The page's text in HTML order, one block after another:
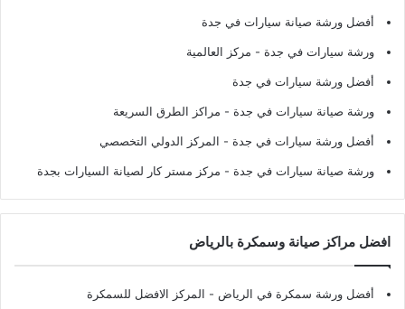
أفضل ورشة صيانة سيارات في جدة
ورشة سيارات في جدة - مركز العالمية
أفضل ورشة سيارات في جدة
ورشة صيانة سيارات في جدة - مراكز الطرق السريعة
أفضل ورشة سيارات في جدة - المركز الدولي التخصصي
ورشة صيانة سيارات في جدة - مركز مستر كار لصيانة السيارات بجدة
افضل مراكز صيانة وسمكرة بالرياض
أفضل ورشة سمكرة في الرياض - المركز الافضل للسمكرة